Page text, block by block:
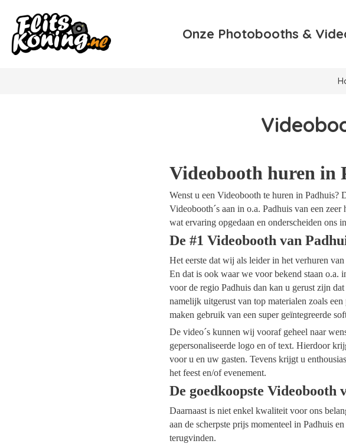
Onze Photobooths &
Videobooth huren in
Wenst u een Videobooth te huren in
Videobooth´s aan in o.a. Padhuis van een
wat ervaring opgedaan en onderscheiden ons
De #1 Videobooth van
Het eerste dat wij als leider in het verhuren
En dat is ook waar we voor bekend staan
voor de regio Padhuis dan kan u gerust zijn
namelijk uitgerust van top materialen zoals
maken gebruik van een super geïntegreerde
De video´s kunnen wij vooraf geheel naar
gepersonaliseerde logo en of text. Hierdoor
voor u en uw gasten. Tevens krijgt u
het feest en/of evenement.
De goedkoopste Videobooth
Daarnaast is niet enkel kwaliteit voor ons
aan de scherpste prijs momenteel in Padhuis
terugvinden.